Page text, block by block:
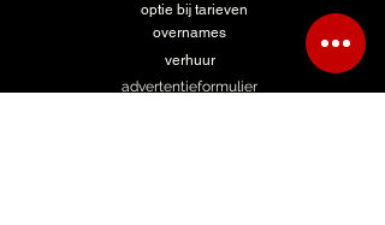
optie bij tarieven
overnames
verhuur
advertentieformulier